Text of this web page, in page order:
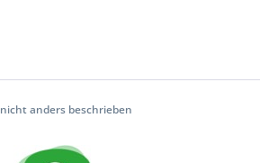
anders beschrieben